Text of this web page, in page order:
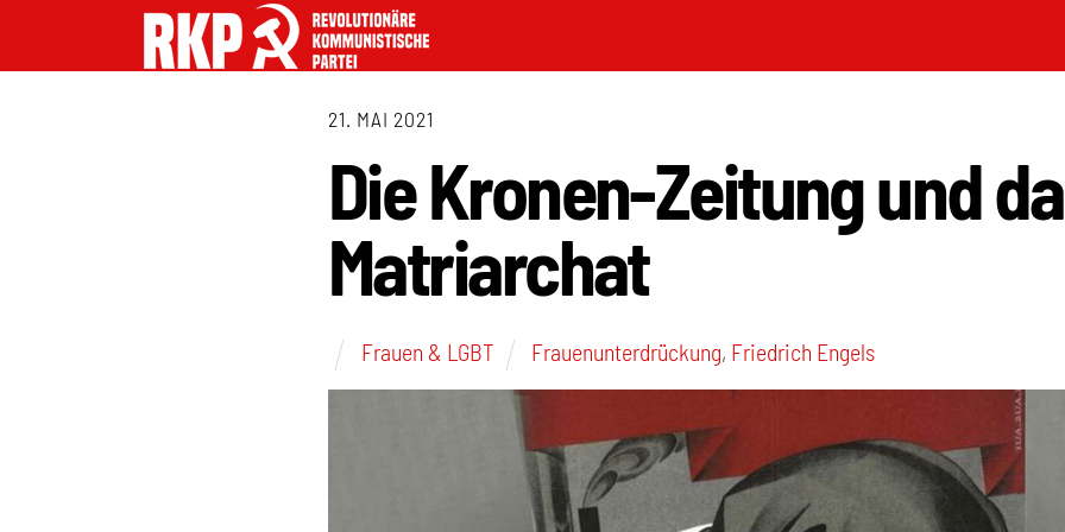
21. MAI 2021
Die Kronen-Zeitung und
Matriarchat
Frauen & LGBT Frauenunterdrückung, Friedrich Engels